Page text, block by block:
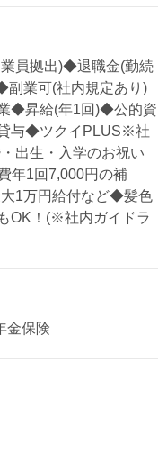
員拠出)◆退職金(勤続
業可(社内規定あり)
◆昇給(年1回)◆公的資
与◆ツクイPLUS※社
出生・入学のお祝い
年1回7,000円の補
1万円給付など◆髪色
OK！(※社内ガイドラ
金保険